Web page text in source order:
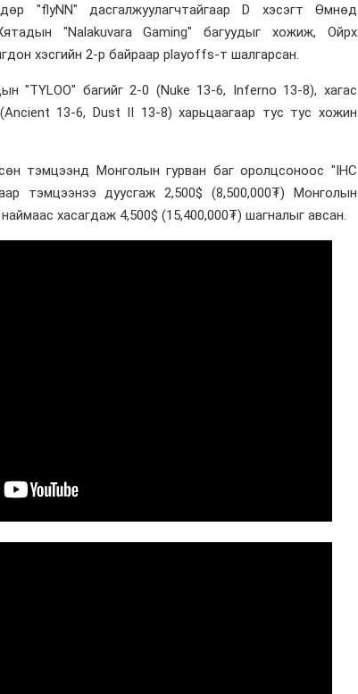
"flyNN" дасгалжуулагчтайгаар D хэсэгт Өмнөд
"Nalakuvara Gaming" багуудыг хожиж, Ойрх
хэсгийн 2-р байраар playoffs-т шалгарсан.
"TYLOO" багийг 2-0 (Nuke 13-6, Inferno 13-8), хагас
13-6, Dust II 13-8) харьцаагаар тус тус хожин
тэмцээнд Монголын гурван баг оролцсоноос "IHC
тэмцээнээ дуусгаж 2,500$ (8,500,000₮) Монголын
хасагдаж 4,500$ (15,400,000₮) шагналыг авсан.